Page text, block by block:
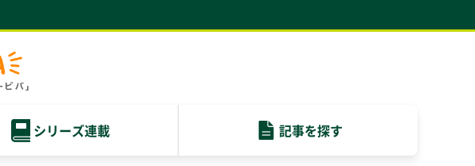
シリーズ連載 記事を探す